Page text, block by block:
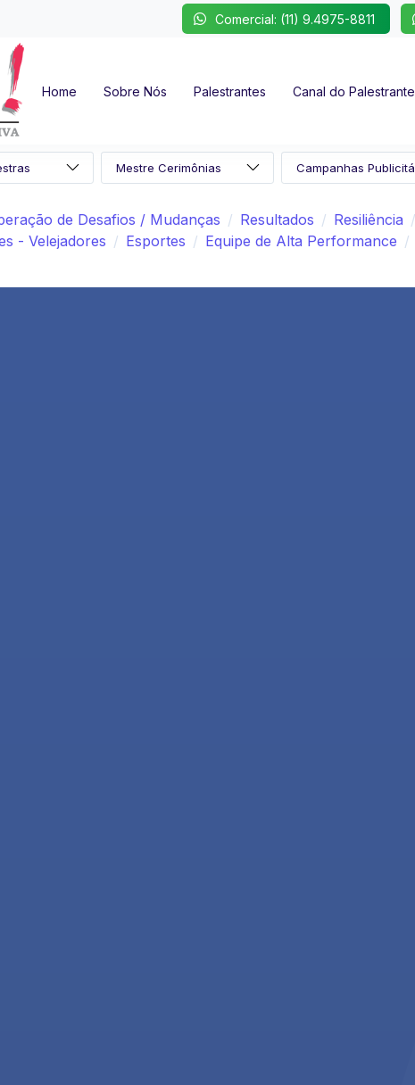
Comercial: (11) 9.4975-8811
Home Sobre Nós Palestrantes Canal do Palestrante
de Desafios / Mudanças Resultados Resiliência
- Velejadores Esportes Equipe de Alta Performance